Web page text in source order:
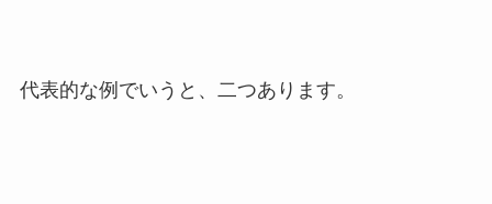
代表的な例でいうと、二つあります。